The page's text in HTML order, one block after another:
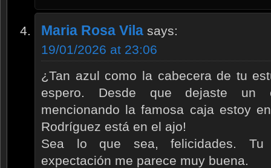
Maria Rosa Vila says:
19/01/2026 at 23:06
¿Tan azul como la cabecera de tu
espero. Desde que dejaste un
mencionando la famosa caja estoy
Rodríguez está en el ajo!
Sea lo que sea, felicidades. Tu
expectación me parece muy buena.